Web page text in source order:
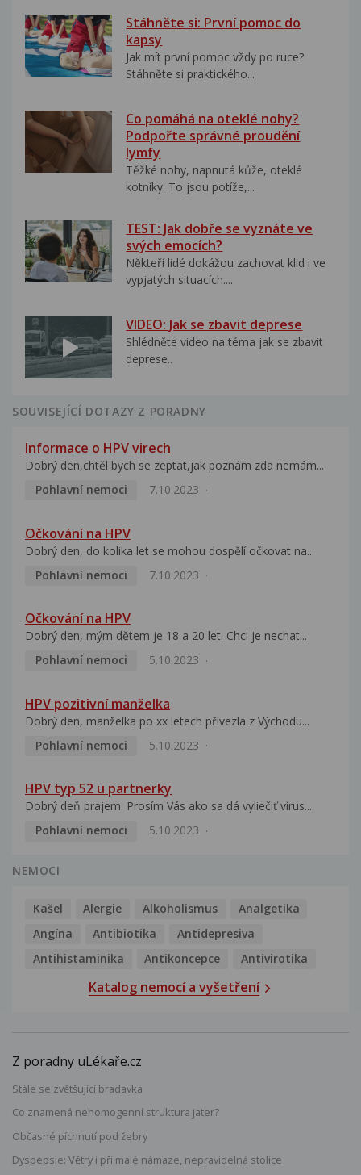
Stáhněte si: První pomoc do
kapsy
Jak mít první pomoc vždy po ruce?
Stáhněte si praktického...
Co pomáhá na oteklé nohy?
Podpořte správné proudění
lymfy
Těžké nohy, napnutá kůže, oteklé
kotníky. To jsou potíže,...
TEST: Jak dobře se vyznáte ve
svých emocích?
Někteří lidé dokážou zachovat klid i ve
vypjatých situacích....
VIDEO: Jak se zbavit deprese
Shlédněte video na téma jak se zbavit
deprese..
SOUVISEJÍCÍ DOTAZY Z PORADNY
Informace o HPV virech
Dobrý den,chtěl bych se zeptat,jak poznám zda nemám...
Pohlavní nemoci
7.10.2023
Očkování na HPV
Dobrý den, do kolika let se mohou dospělí očkovat na...
Pohlavní nemoci
7.10.2023
Očkování na HPV
Dobrý den, mým dětem je 18 a 20 let. Chci je nechat...
Pohlavní nemoci
5.10.2023
HPV pozitivní manželka
Dobrý den, manželka po xx letech přivezla z Východu...
Pohlavní nemoci
5.10.2023
HPV typ 52 u partnerky
Dobrý deň prajem. Prosím Vás ako sa dá vyliečiť vírus...
Pohlavní nemoci
5.10.2023
NEMOCI
Kašel Alergie Alkoholismus
Analgetika
Angína
Antibiotika
Antidepresiva
Antihistaminika
Antikoncepce Antivirotika
Katalog nemocí a vyšetření
Z poradny uLékaře.cz
Stále se zvětšující bradavka
Co znamená nehomogenní struktura jater?
Občasné píchnutí pod žebry
Dyspepsie: Větry i při malé námaze, nepravidelná stolice